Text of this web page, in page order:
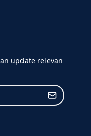
update relevan